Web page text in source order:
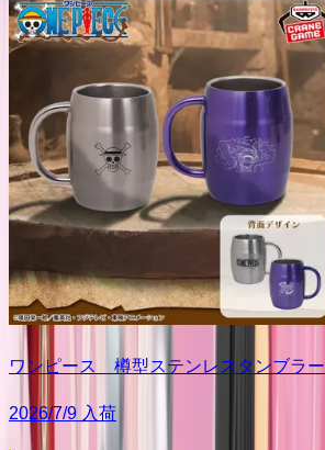
ワンピース 樽型ステンレスタンブラー
2026/7/9 入荷